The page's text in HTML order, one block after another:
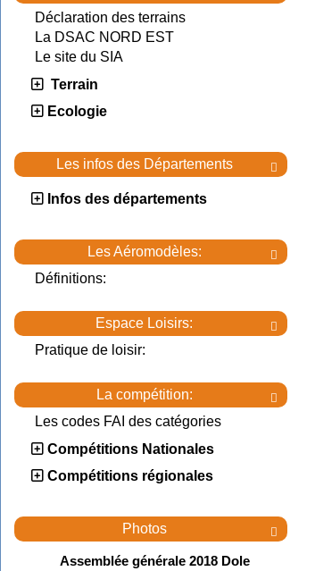
Déclaration des terrains
La DSAC NORD EST
Le site du SIA
Terrain
Ecologie

Les infos des Départements
Infos des départements

Les Aéromodèles:
Définitions:

Espace Loisirs:
Pratique de loisir:

La compétition:
Les codes FAI des catégories
Compétitions Nationales
Compétitions régionales

Photos
Assemblée générale 2018 Dole